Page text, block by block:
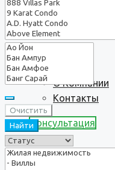
О нас
О Компании
Контакты
Консультация
Очистить
Найти